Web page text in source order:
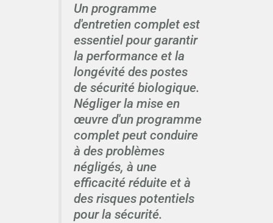
Un programme
d'entretien complet est
essentiel pour garantir
la performance et la
longévité des postes
de sécurité biologique.
Négliger la mise en
œuvre d'un programme
complet peut conduire
à des problèmes
négligés, à une
efficacité réduite et à
des risques potentiels
pour la sécurité.